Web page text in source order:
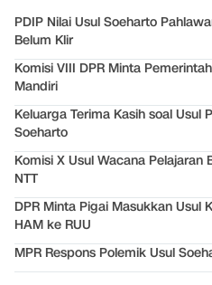
PDIP Nilai Usul Soeharto
Belum Klir
Komisi VIII DPR Minta
Mandiri
Keluarga Terima Kasih soal Usul
Soeharto
Komisi X Usul Wacana Pelajaran
NTT
DPR Minta Pigai Masukkan Usul
HAM ke RUU
MPR Respons Polemik Usul